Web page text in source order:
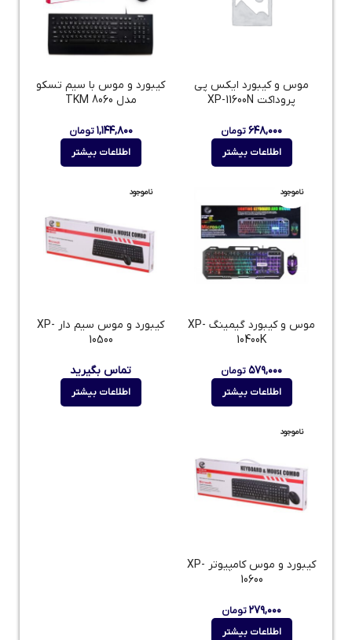
موس و کیبورد ایکس پی
پروداکت XP-11600N
۶۴۸,۰۰۰تومان
اطلاعات بیشتر
کیبورد و موس با سیم تسکو
مدل TKM 8060
۱,۱۴۴,۸۰۰ تومان
اطلاعات بیشتر
ناموجود
موس و کیبورد گیمینگ XP-
10400K
۵۷۹,۰۰۰تومان
اطلاعات بیشتر
ناموجود
کیبورد و موس سیم دار XP-
10500
تماس بگیرید
اطلاعات بیشتر
ناموجود
کیبورد و موس کامپیوتر XP-
10600
۲۷۹,۰۰۰تومان
اطلاعات بیشتر